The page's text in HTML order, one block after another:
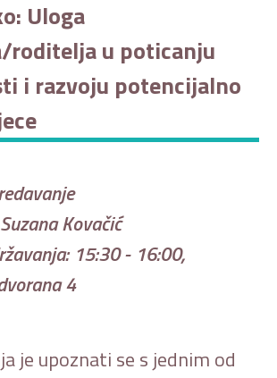
Uloga
roditelja u poticanju
i razvoju potencijalno
Kovačić
15:30 - 16:00,
4
je upoznati se s jednim od